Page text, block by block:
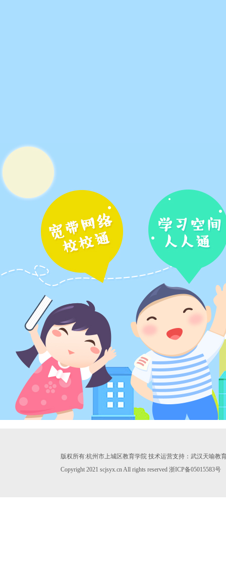
版权所有:杭州市上城区教育学院 技术运营支持：武汉天喻教
Copyright 2021 scjsyx.cn All rights reserved 浙ICP备05015583号